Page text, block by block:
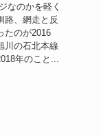
なのかを軽く
路、網走と反
たのが2016
川の石北本線
年のこと...